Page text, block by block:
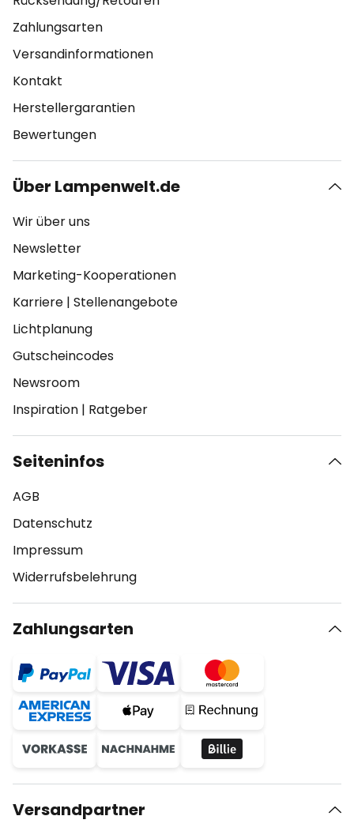
Zahlungsarten
Versandinformationen
Kontakt
Herstellergarantien
Bewertungen
Über Lampenwelt.de
Wir über uns
Newsletter
Marketing-Kooperationen
Karriere | Stellenangebote
Lichtplanung
Gutscheincodes
Newsroom
Inspiration | Ratgeber
Seiteninfos
AGB
Datenschutz
Impressum
Widerrufsbelehrung
Zahlungsarten
Versandpartner